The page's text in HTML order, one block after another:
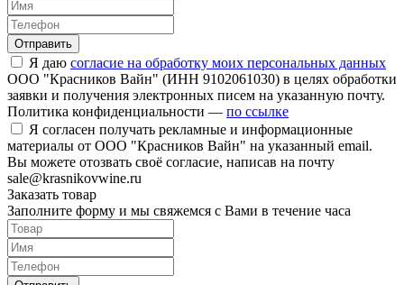
Отправить
Я даю согласие на обработку моих персональных данных
ООО "Красников Вайн" (ИНН 9102061030) в целях обработки
заявки и получения электронных писем на указанную почту.
Политика конфиденциальности — по ссылке
Я согласен получать рекламные и информационные
материалы от ООО "Красников Вайн" на указанный email.
Вы можете отозвать своё согласие, написав на почту
sale@krasnikovwine.ru
Заказать товар
Заполните форму и мы свяжемся с Вами в течение часа